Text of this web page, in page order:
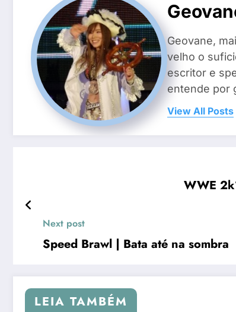
Geovane,
velho o
escritor e
entende por
View All Posts
WWE
Next post
Speed Brawl | Bata até na sombra
LEIA TAMBÉM